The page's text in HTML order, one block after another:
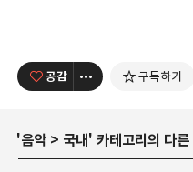
공감 구독하기
'음악 > 국내' 카테고리의 다른